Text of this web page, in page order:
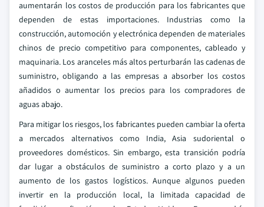
aumentarán los costos de producción para los fabricantes que
dependen de estas importaciones. Industrias como la
construcción, automoción y electrónica dependen de materiales
chinos de precio competitivo para componentes, cableado y
maquinaria. Los aranceles más altos perturbarán las cadenas de
suministro, obligando a las empresas a absorber los costos
añadidos o aumentar los precios para los compradores de
aguas abajo.
Para mitigar los riesgos, los fabricantes pueden cambiar la oferta
a mercados alternativos como India, Asia sudoriental o
proveedores domésticos. Sin embargo, esta transición podría
dar lugar a obstáculos de suministro a corto plazo y a un
aumento de los gastos logísticos. Aunque algunos pueden
invertir en la producción local, la limitada capacidad de